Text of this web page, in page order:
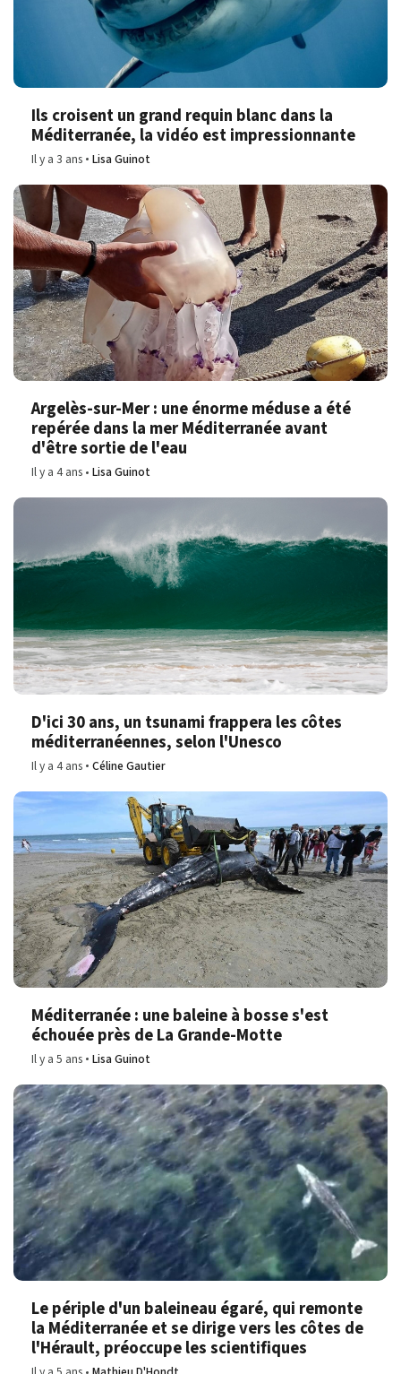
Ils croisent un grand requin blanc dans la
Méditerranée, la vidéo est impressionnante
Il y a 3 ans Lisa Guinot
Argelès-sur-Mer : une énorme méduse a été
repérée dans la mer Méditerranée avant
d'être sortie de l'eau
Il y a 4 ans Lisa Guinot
D'ici 30 ans, un tsunami frappera les côtes
méditerranéennes, selon l'Unesco
Il y a 4 ans Céline Gautier
Méditerranée : une baleine à bosse s'est
échouée près de La Grande-Motte
Il y a 5 ans Lisa Guinot
Le périple d'un baleineau égaré, qui remonte
la Méditerranée et se dirige vers les côtes de
l'Hérault, préoccupe les scientifiques